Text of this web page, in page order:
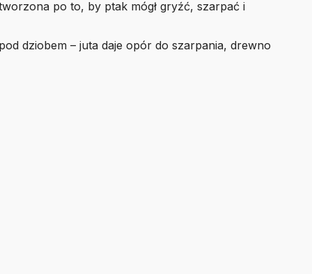
po to, by ptak mógł gryźć, szarpać i
dziobem – juta daje opór do szarpania, drewno